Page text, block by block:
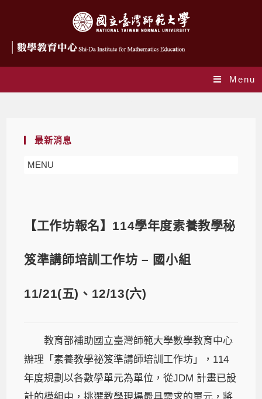
Menu
最新消息
MENU
【工作坊報名】114學年度素養教學秘
笈準講師培訓工作坊 – 國小組
11/21(五)、12/13(六)
教育部補助國立臺灣師範大學數學教育中心
辦理「素養教學祕笈準講師培訓工作坊」，114
年度規劃以各數學單元為單位，從JDM 計畫已設
計的模組中，挑選教學現場最具需求的單元，將